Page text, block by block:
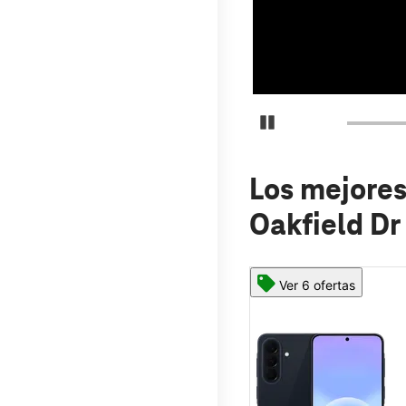
Detener carrusel
Los
Oakfield Dr
Ver 6 ofertas